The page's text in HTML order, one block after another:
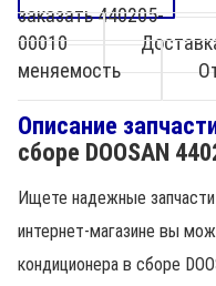
заказать 440205-
00010
меняемость
Описание
сборе DOOSAN
Ищете надежные
интернет-магазине вы
кондиционера в сборе